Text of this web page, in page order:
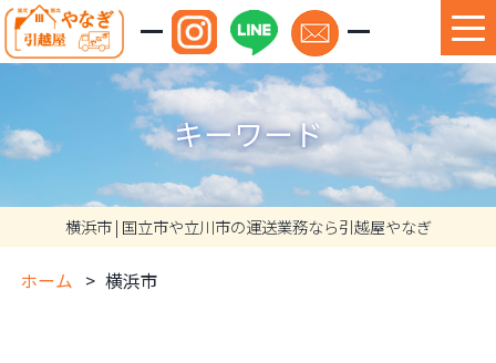
キーワード
横浜市 | 国立市や立川市の運送業務なら引越屋やなぎ
ホーム 横浜市